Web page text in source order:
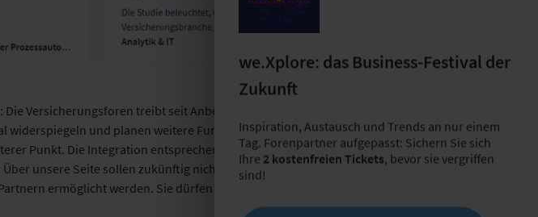
Versicherungsforen treibt seit Anbeginn ein starker
widerspiegeln und planen weitere Funktionen, um diesen
Punkt. Die Integration entsprechender Lösungen ist
unsere Seite sollen zukünftig nicht nur Sie mit uns
ermöglicht werden. Sie dürfen gespannt sein!
we.Xplore: das Business-Festival der
Zukunft
Inspiration, Austausch und Trends an nur einem
Tag. Forenpartner aufgepasst: Sichern Sie sich
Ihre 2 kostenfreien Tickets, bevor sie vergriffen
sind!